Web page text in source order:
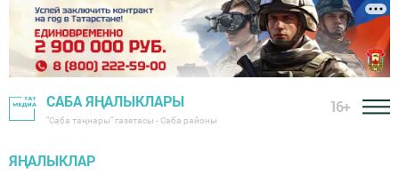
САБА ЯҢАЛЫКЛАРЫ
"Саба таңнары" газетасы - Саба районы
16+
ЯҢАЛЫКЛАР